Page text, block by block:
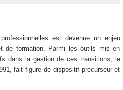
est devenue un enjeu
de formation. Parmi les outils mis en
dans la gestion de ces transitions, le
fait figure de dispositif précurseur et